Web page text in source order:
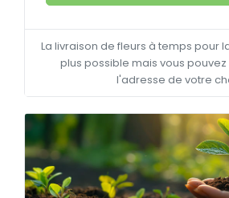
La livraison de fleurs à temps pour
plus possible mais vous
l'adresse de votre